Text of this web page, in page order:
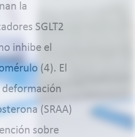
la
SGLT2
inhibe el
(4). El
deformación
(SRAA)
sobre